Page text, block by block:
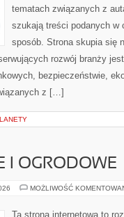
tematach związanych z
szukają treści podanych w
sposób. Strona skupia się
rozwój branży
bezpieczeństwie,
z […]
I OGRODOWE
MOŻLIWOŚĆ
Ta strona internetowa to